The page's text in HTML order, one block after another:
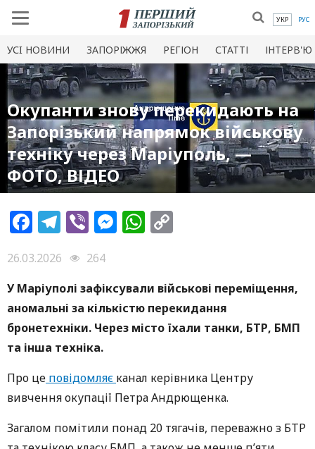
УКР РУС
УСI НОВИНИ ЗАПОРІЖЖЯ РЕГІОН СТАТТІ ІНТЕРВ'Ю
Окупанти знову перекидають на
Запорізький напрямок військову
техніку через Маріуполь, —
ФОТО, ВІДЕО
Facebook
Telegram
ViberMessenger
WhatsApp
26.03.2026
264
У Маріуполі зафіксували військові переміщення,
аномальні за кількістю перекидання
бронетехніки. Через місто їхали танки, БТР, БМП
та інша техніка.
Про це повідомляє канал керівника Центру
вивчення окупації Петра Андрющенка.
Загалом помітили понад 20 тягачів, переважно з БТР